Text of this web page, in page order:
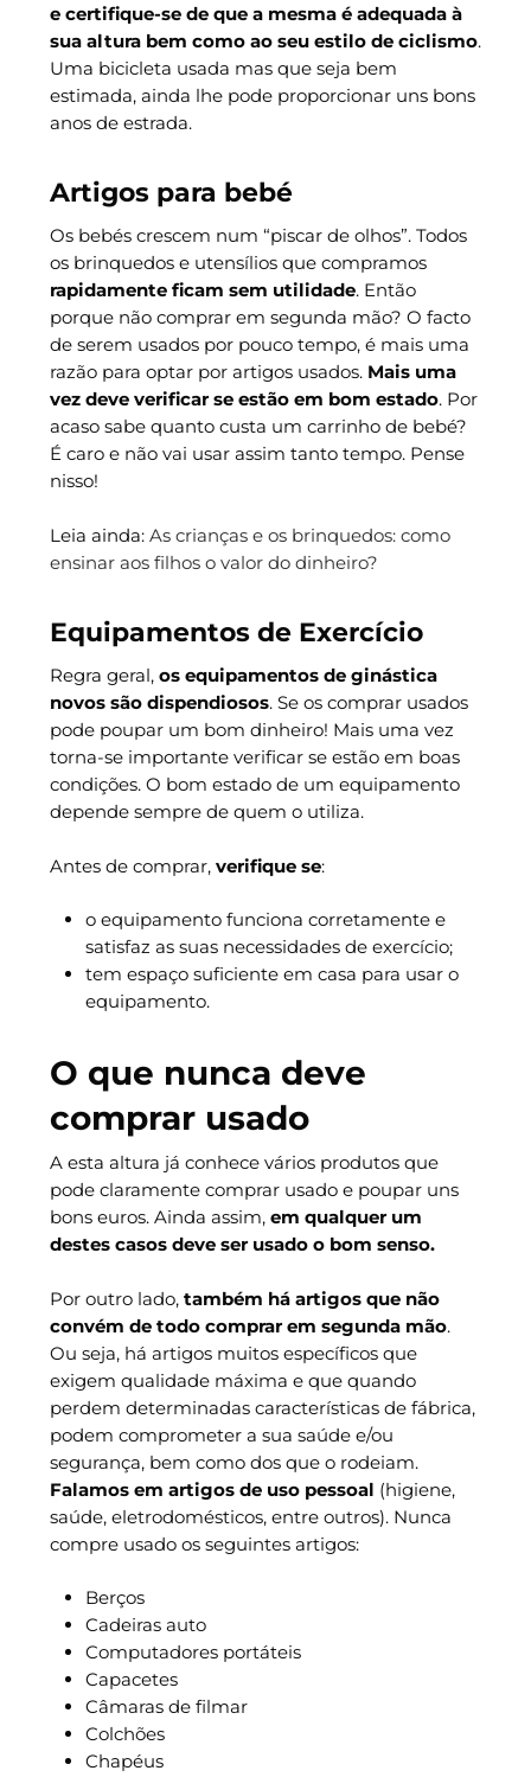
e certifique-se de que a mesma é adequada à
sua altura bem como ao seu estilo de ciclismo.
Uma bicicleta usada mas que seja bem
estimada, ainda lhe pode proporcionar uns bons
anos de estrada.
Artigos para bebé
Os bebés crescem num “piscar de olhos”. Todos
os brinquedos e utensílios que compramos
rapidamente ficam sem utilidade. Então
porque não comprar em segunda mão? O facto
de serem usados por pouco tempo, é mais uma
razão para optar por artigos usados. Mais uma
vez deve verificar se estão em bom estado. Por
acaso sabe quanto custa um carrinho de bebé?
É caro e não vai usar assim tanto tempo. Pense
nisso!
Leia ainda: As crianças e os brinquedos: como
ensinar aos filhos o valor do dinheiro?
Equipamentos de Exercício
Regra geral, os equipamentos de ginástica
novos são dispendiosos. Se os comprar usados
pode poupar um bom dinheiro! Mais uma vez
torna-se importante verificar se estão em boas
condições. O bom estado de um equipamento
depende sempre de quem o utiliza.
Antes de comprar, verifique se:
o equipamento funciona corretamente e
satisfaz as suas necessidades de exercício;
tem espaço suficiente em casa para usar o
equipamento.
O que nunca deve
comprar usado
A esta altura já conhece vários produtos que
pode claramente comprar usado e poupar uns
bons euros. Ainda assim, em qualquer um
destes casos deve ser usado o bom senso.
Por outro lado, também há artigos que não
convém de todo comprar em segunda mão.
Ou seja, há artigos muitos específicos que
exigem qualidade máxima e que quando
perdem determinadas características de fábrica,
podem comprometer a sua saúde e/ou
segurança, bem como dos que o rodeiam.
Falamos em artigos de uso pessoal (higiene,
saúde, eletrodomésticos, entre outros). Nunca
compre usado os seguintes artigos:
Berços
Cadeiras auto
Computadores portáteis
Capacetes
Câmaras de filmar
Colchões
Chapéus